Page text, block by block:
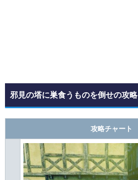
邪見の塔に巣食うものを倒せの攻略
攻略チャート